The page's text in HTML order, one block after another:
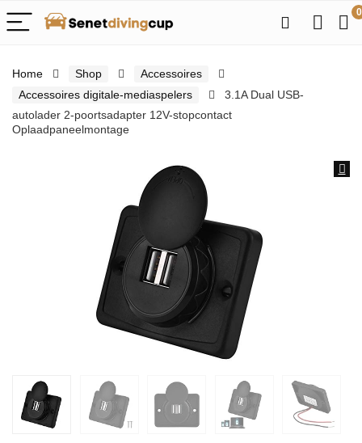
0
Home Shop
Accessoires
Accessoires digitale-mediaspelers
3.1A Dual USB-
autolader 2-poortsadapter 12V-stopcontact
Oplaadpaneelmontage